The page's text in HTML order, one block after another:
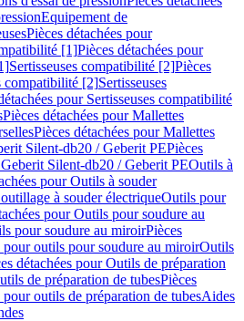
Equipement de
Pièces détachées pour
[1]Pièces détachées pour
Sertisseuses compatibilité [2]Pièces
compatibilité [2]Sertisseuses
pour Sertisseuses compatibilité
Pièces détachées pour Mallettes
Pièces détachées pour Mallettes
Silent-db20 / Geberit PEPièces
Silent-db20 / Geberit PEOutils à
pour Outils à souder
à souder électriqueOutils pour
pour Outils pour soudure au
pour soudure au miroirPièces
pour outils pour soudure au miroirOutils
détachées pour Outils de préparation
de préparation de tubesPièces
outils de préparation de tubesAides